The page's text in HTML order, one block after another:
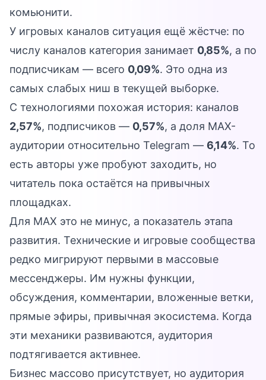
комьюнити.
У игровых каналов ситуация ещё жёстче: по
числу каналов категория занимает 0,85%, а по
подписчикам — всего 0,09%. Это одна из
самых слабых ниш в текущей выборке.
С технологиями похожая история: каналов
2,57%, подписчиков — 0,57%, а доля MAX-
аудитории относительно Telegram — 6,14%. То
есть авторы уже пробуют заходить, но
читатель пока остаётся на привычных
площадках.
Для MAX это не минус, а показатель этапа
развития. Технические и игровые сообщества
редко мигрируют первыми в массовые
мессенджеры. Им нужны функции,
обсуждения, комментарии, вложенные ветки,
прямые эфиры, привычная экосистема. Когда
эти механики развиваются, аудитория
подтягивается активнее.
Бизнес массово присутствует, но аудитория